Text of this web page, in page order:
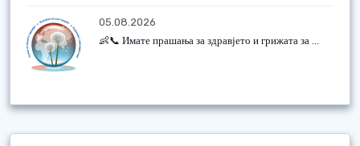
05.08.2026
👶📞 Имате прашања за здравјето и грижата за ...